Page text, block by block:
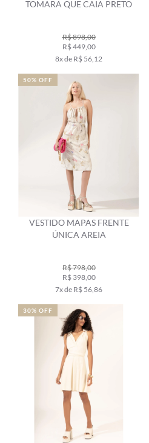
TOMARA QUE CAIA PRETO
R$ 898,00
R$ 449,00
8x de R$ 56,12
VESTIDO MAPAS FRENTE
ÚNICA AREIA
R$ 798,00
R$ 398,00
7x de R$ 56,86
50% OFF
30% OFF